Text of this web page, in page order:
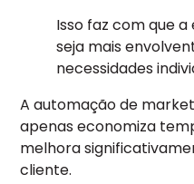
Isso faz com que
seja mais
necessidades
A automação de
apenas economiza
melhora
cliente.